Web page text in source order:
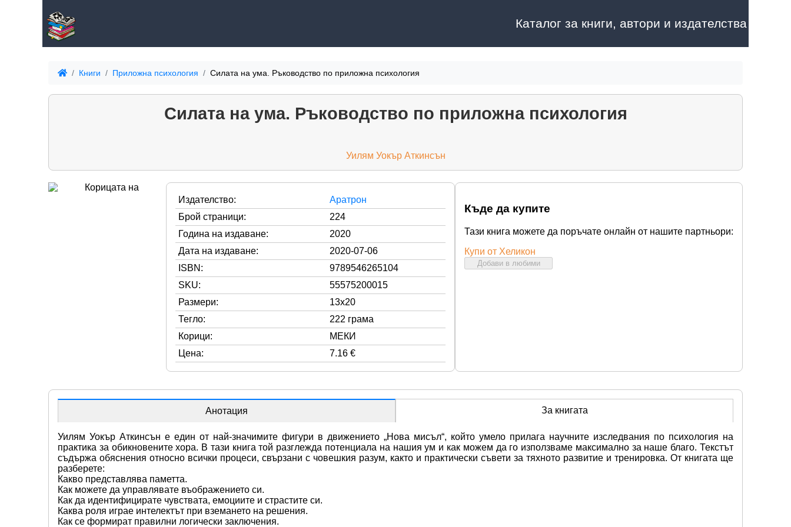
Каталог за книги, автори и издателства
Книги Приложна психология Силата на ума. Ръководство по приложна психология
Силата на ума. Ръководство по приложна психология
Уилям Уокър Аткинсън
Издателство:
Аратрон
Брой страници:
224
Година на издаване:
2020
Дата на издаване:
2020-07-06
ISBN:
9789546265104
SKU:
55575200015
Размери:
13x20
Тегло:
222 грама
Корици:
МЕКИ
Цена:
7.16 €
Къде да купите
Тази книга можете да поръчате онлайн от нашите партньори:
Купи от Хеликон
Добави в любими
Анотация За книгата
Уилям Уокър Аткинсън е един от най-значимите фигури в движението „Нова мисъл“, който умело прилага научните изследвания по психология на
практика за обикновените хора. В тази книга той разглежда потенциала на нашия ум и как можем да го използваме максимално за наше благо. Текстът
съдържа обяснения относно всички процеси, свързани с човешкия разум, както и практически съвети за тяхното развитие и тренировка. От книгата ще
разберете:
Какво представлява паметта.
Как можете да управлявате въображението си.
Как да идентифицирате чувствата, емоциите и страстите си.
Каква роля играе интелектът при вземането на решения.
Как се формират правилни логически заключения.